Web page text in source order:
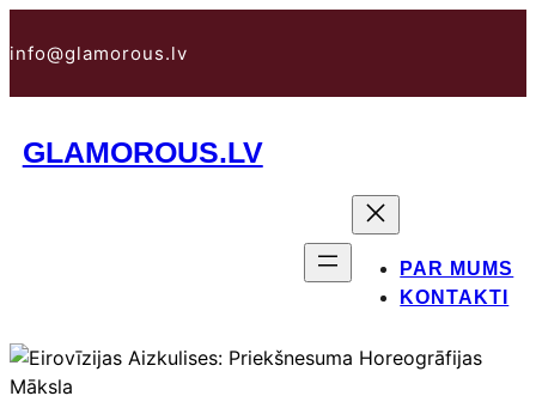
uz
info@glamorous.lv
GLAMOROUS.LV
PAR MUMS
KONTAKTI